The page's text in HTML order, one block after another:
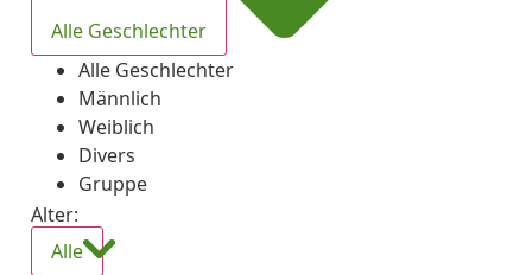
Alle Geschlechter
Alle Geschlechter
Männlich
Weiblich
Divers
Gruppe
Alter:
Alle